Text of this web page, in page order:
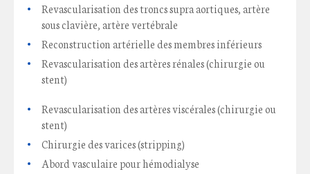
Revascularisation des troncs supra aortiques, artère
sous clavière, artère vertébrale
Reconstruction artérielle des membres inférieurs
Revascularisation des artères rénales (chirurgie ou
stent)
Revascularisation des artères viscérales (chirurgie ou
stent)
Chirurgie des varices (stripping)
Abord vasculaire pour hémodialyse